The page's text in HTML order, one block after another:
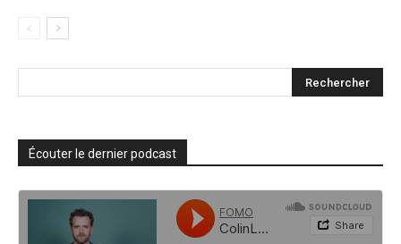
Écouter le dernier podcast